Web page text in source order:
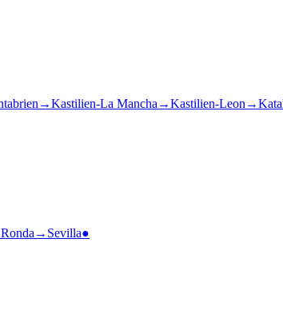
→Kastilien-La Mancha →Kastilien-Leon →
Ronda → Sevilla●